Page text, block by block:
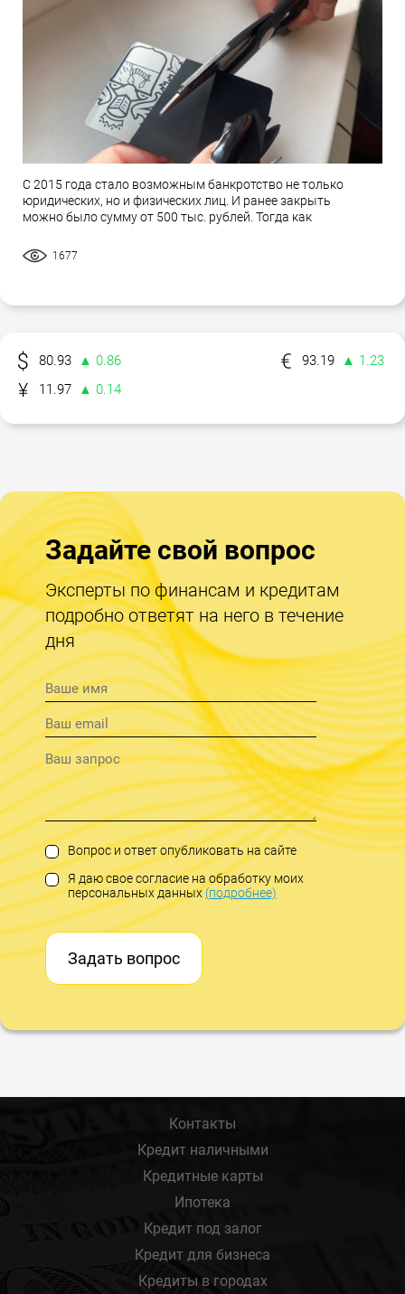
С 2015 года стало возможным банкротство не только
юридических, но и физических лиц. И ранее закрыть
можно было сумму от 500 тыс. рублей. Тогда как
1677
80.93 ▲ 0.86 93.19
▲ 1.23
11.97
▲ 0.14
Задайте свой вопрос
Эксперты по финансам и кредитам
подробно ответят на него в течение
дня
Вопрос и ответ опубликовать на сайте
Я даю свое согласие на обработку моих
персональных данных(подробнее)
Задать вопрос
Контакты
Кредит наличными
Кредитные карты
Ипотека
Кредит под залог
Кредит для бизнеса
Кредиты в городах